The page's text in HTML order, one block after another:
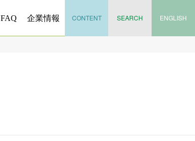
FAQ 企業情報 CONTENT SEARCH ENGLISH